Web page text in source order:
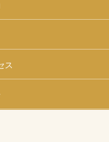
ス